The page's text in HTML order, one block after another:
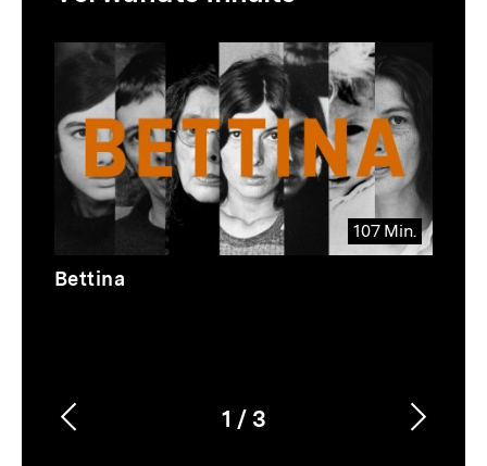
Thematik
Inhaltskarussell
überspringen
107 Min.
Video
Dauer
Bettina
Karussellinhalt
1
von
/ 3
Vorherigen